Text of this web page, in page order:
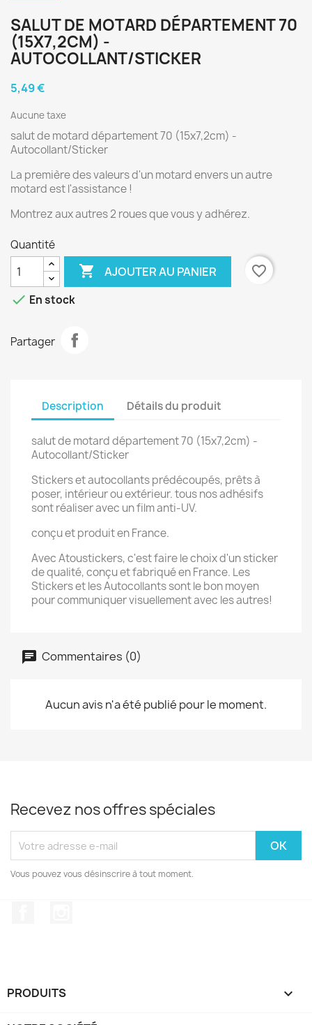
SALUT DE MOTARD DÉPARTEMENT 70
(15X7,2CM) -
AUTOCOLLANT/STICKER
5,49 €
Aucune taxe
salut de motard département 70 (15x7,2cm) -
Autocollant/Sticker
La première des valeurs d'un motard envers un autre
motard est l'assistance !
Montrez aux autres 2 roues que vous y adhérez.
Quantité
 AJOUTER AU PANIER
favorite_border
 En stock
Partager
Description Détails du produit
salut de motard département 70 (15x7,2cm) -
Autocollant/Sticker
Stickers et autocollants prédécoupés, prêts à
poser, intérieur ou extérieur. tous nos adhésifs
sont réaliser avec un film anti-UV.
conçu et produit en France.
Avec Atoustickers, c'est faire le choix d'un sticker
de qualité, conçu et fabriqué en France. Les
Stickers et les Autocollants sont le bon moyen
pour communiquer visuellement avec les autres!
Commentaires (0)
Aucun avis n'a été publié pour le moment.
Recevez nos offres spéciales
Vous pouvez vous désinscrire à tout moment.
PRODUITS 